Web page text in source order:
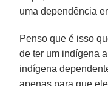
uma dependência
Penso que é isso
de ter um indígena
indígena
apenas para que